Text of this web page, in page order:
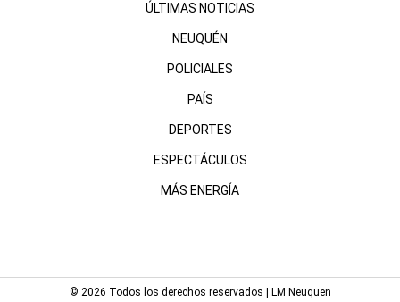
ÚLTIMAS NOTICIAS
NEUQUÉN
POLICIALES
PAÍS
DEPORTES
ESPECTÁCULOS
MÁS ENERGÍA
© 2026 Todos los derechos reservados | LM Neuquen